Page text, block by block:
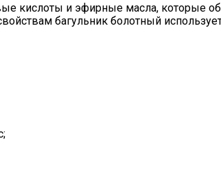
кислоты и эфирные масла, которые
багульник болотный